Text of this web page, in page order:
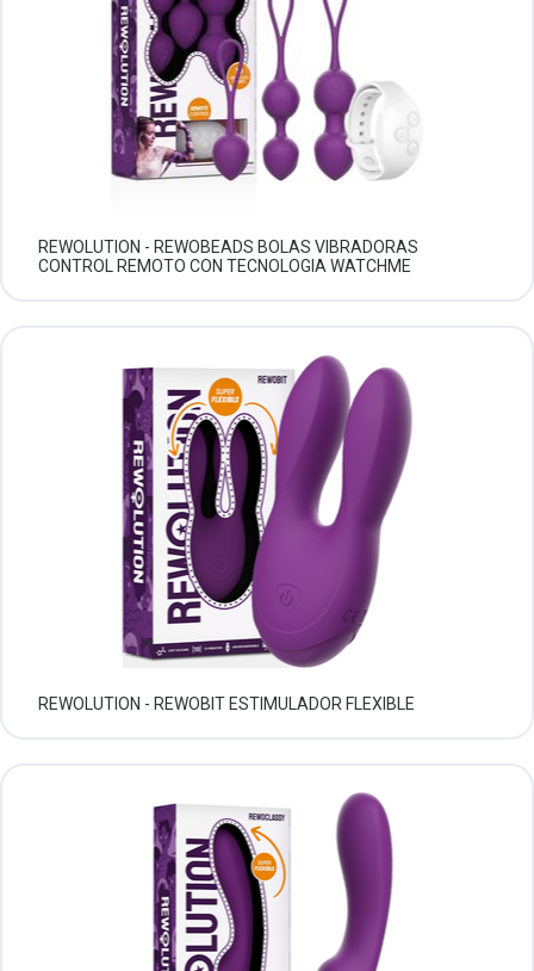
REWOLUTION - REWOBEADS BOLAS VIBRADORAS
CONTROL REMOTO CON TECNOLOGIA WATCHME
REWOLUTION - REWOBIT ESTIMULADOR FLEXIBLE